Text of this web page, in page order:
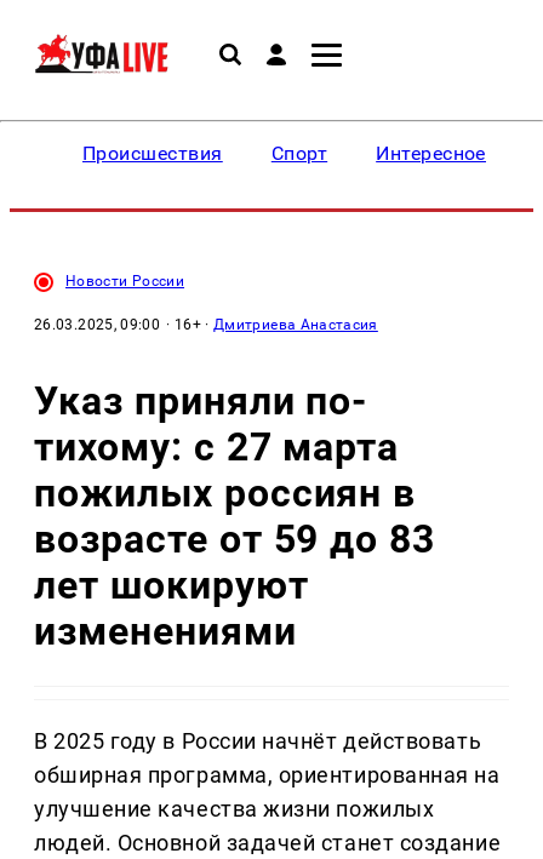
Происшествия Спорт Интересное
Новости России
26.03.2025, 09:00 · 16+ ·Дмитриева Анастасия
Указ приняли по-
тихому: с 27 марта
пожилых россиян в
возрасте от 59 до 83
лет шокируют
изменениями
В 2025 году в России начнёт действовать
обширная программа, ориентированная на
улучшение качества жизни пожилых
людей. Основной задачей станет создание